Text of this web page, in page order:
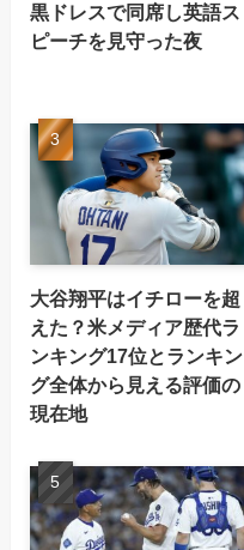
黒ドレスで同席し英語ス
ピーチを見守った夜
大谷翔平はイチローを超
えた？米メディア歴代ラ
ンキング17位とランキン
グ全体から見える評価の
現在地